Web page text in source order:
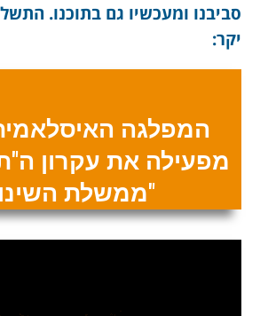
סביבנו ומעכשיו גם בתוכנו.
יקר:
המפלגה
מפעילה את עקרון
"ממשלת